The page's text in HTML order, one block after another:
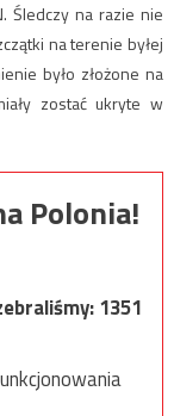
Śledczy na razie nie
na terenie byłej
było złożone na
zostać ukryte w
Polonia!
1351